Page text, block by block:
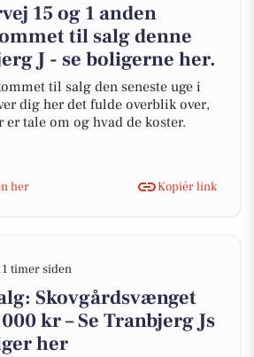
15 og 1 anden
til salg denne
J - se boligerne her.
til salg den seneste uge i
dig her det fulde overblik over,
tale om og hvad de koster.
her
Kopiér link
timer siden
Skovgårdsvænget
kr – Se Tranbjerg Js
her